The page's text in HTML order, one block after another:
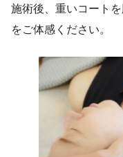
施術後、重いコート
をご体感ください。